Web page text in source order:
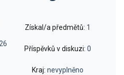
Získal/a předmětů: 1
Příspěvků v diskuzi: 0
Kraj: nevyplněno